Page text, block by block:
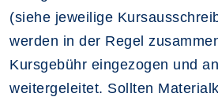
(siehe jeweilige
werden in der Regel
Kursgebühr eingezogen und
weitergeleitet. Sollten